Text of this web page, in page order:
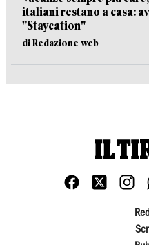
italiani restano a casa:
"Staycation"
di Redazione web